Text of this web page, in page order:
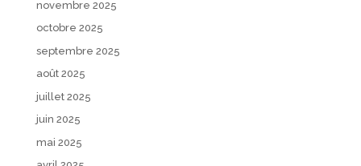
novembre 2025
octobre 2025
septembre 2025
août 2025
juillet 2025
juin 2025
mai 2025